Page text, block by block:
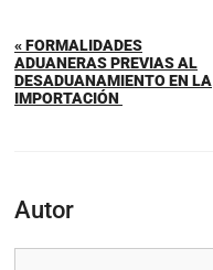
« FORMALIDADES
ADUANERAS PREVIAS AL
DESADUANAMIENTO EN LA
IMPORTACIÓN
Autor